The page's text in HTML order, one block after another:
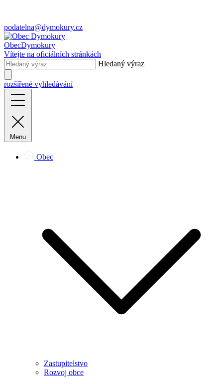
podatelna@dymokury.cz
ObecDymokury
Vítejte na oficiálních stránkách
Hledaný výraz
rozšířené vyhledávání
Menu
Obec
Zastupitelstvo
Rozvoj obce